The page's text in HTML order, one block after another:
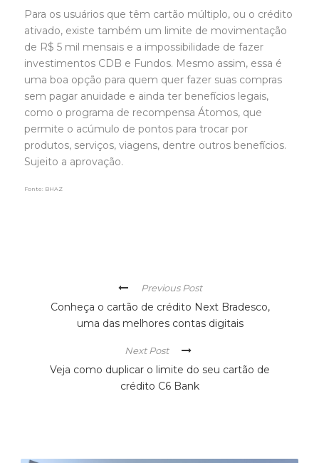
Para os usuários que têm cartão múltiplo, ou o crédito
ativado, existe também um limite de movimentação
de R$ 5 mil mensais e a impossibilidade de fazer
investimentos CDB e Fundos. Mesmo assim, essa é
uma boa opção para quem quer fazer suas compras
sem pagar anuidade e ainda ter benefícios legais,
como o programa de recompensa Átomos, que
permite o acúmulo de pontos para trocar por
produtos, serviços, viagens, dentre outros benefícios.
Sujeito a aprovação.
Fonte: BHAZ
Previous Post
Conheça o cartão de crédito Next Bradesco,
uma das melhores contas digitais
Next Post
Veja como duplicar o limite do seu cartão de
crédito C6 Bank